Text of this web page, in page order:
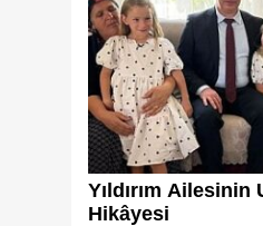
Yıldırım Ailesinin
Hikâyesi